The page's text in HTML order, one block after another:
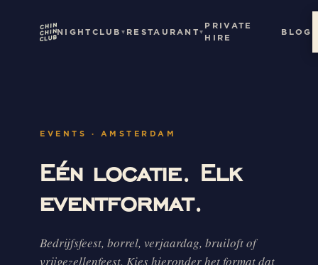
NIGHTCLUB RESTAURANT
PRIVATE
HIRE
BLOG
EVENTS · AMSTERDAM
Eén locatie. Elk
eventformat.
Bedrijfsfeest, borrel, verjaardag, bruiloft of
vrijgezellenfeest. Kies hieronder het format dat